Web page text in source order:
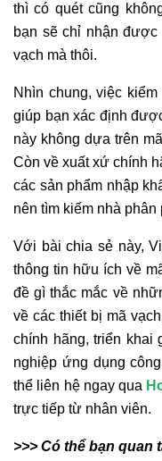
thì có quét cũng
bạn sẽ chỉ nhận
vạch mà thôi.
Nhìn chung, việc
giúp bạn xác định
này không dựa trên
Còn về xuất xứ chính
các sản phẩm nhập
nên tìm kiếm nhà phân
Với bài chia sẻ này,
thông tin hữu ích về
đề gì thắc mắc về
về các thiết bị mã
chính hãng, triển khai
nghiệp ứng dụng
thể liên hệ ngay qua
trực tiếp từ nhân viên.
>>> Có thể bạn quan